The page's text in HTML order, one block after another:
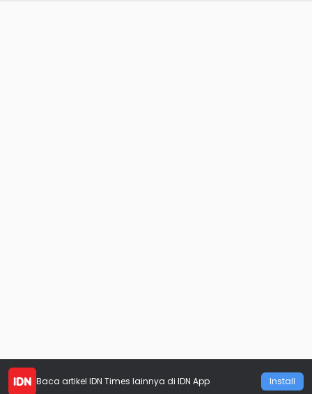
Baca artikel IDN Times lainnya di IDN App Install